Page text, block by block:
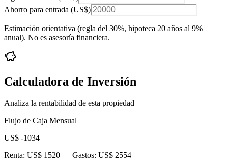
Ahorro para entrada (US$)
Estimación orientativa (regla del 30%, hipoteca 20 años al 9%
anual). No es asesoría financiera.
Calculadora de Inversión
Analiza la rentabilidad de esta propiedad
Flujo de Caja Mensual
US$ -1034
Renta: US$ 1520 — Gastos: US$ 2554